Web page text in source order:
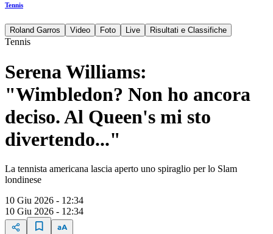
Tennis
Roland Garros Video Foto Live Risultati e Classifiche
Tennis
Serena Williams:
"Wimbledon? Non ho ancora
deciso. Al Queen's mi sto
divertendo..."
La tennista americana lascia aperto uno spiraglio per lo Slam
londinese
10 Giu 2026 - 12:34
10 Giu 2026 - 12:34